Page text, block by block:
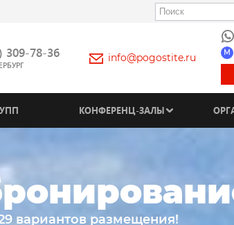
309-78-36 info@pogostite.ru M
КОНФЕРЕНЦ-ЗАЛЫ
вариантов размещения!